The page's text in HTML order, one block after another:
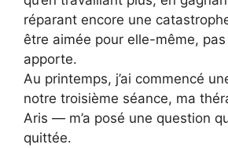
réparant encore une
être aimée pour elle-même, pas
apporte.
Au printemps, j’ai commencé
notre troisième séance, ma
Aris — m’a posé une question
quittée.